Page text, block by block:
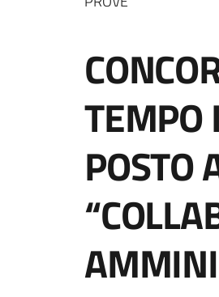
TEMPO
POSTO